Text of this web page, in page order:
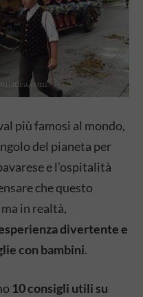
più famosi al mondo,
del pianeta per
e l’ospitalità
che questo
in realtà,
divertente e
con bambini.
10 consigli utili su